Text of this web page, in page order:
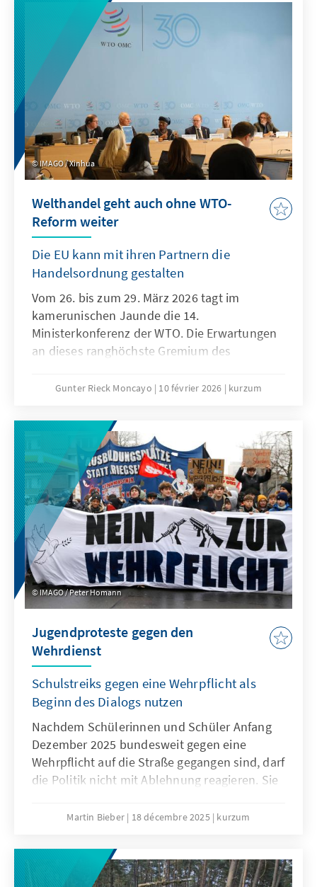
bei unfairem Wettbewerb und einer offensiven
Freihandelsagenda.
IMAGO / Xinhua
Welthandel geht auch ohne WTO-
Reform weiter
Die EU kann mit ihren Partnern die
Handelsordnung gestalten
Vom 26. bis zum 29. März 2026 tagt im
kamerunischen Jaunde die 14.
Ministerkonferenz der WTO. Die Erwartungen
an dieses ranghöchste Gremium des
geht ernsthaft davon aus, dass der seit der 4.
Stillstand aufgelöst werden kann. Die seit
Jahren geforderte grundlegende Reform der
WTO wird auch dieses Mal nicht gelingen. Das
ist zwar keine gute Nachricht für die globale
Handelsordnung, es bedeutet aber nicht, dass
den konstruktiven Kräften innerhalb der
Weltgemeinschaft und insbesondere der EU
die Hände gebunden sind.
Gunter Rieck Moncayo 10 février 2026 kurzum
IMAGO / Peter Homann
Jugendproteste gegen den
Wehrdienst
Schulstreiks gegen eine Wehrpflicht als
Beginn des Dialogs nutzen
Nachdem Schülerinnen und Schüler Anfang
Dezember 2025 bundesweit gegen eine
Wehrpflicht auf die Straße gegangen sind, darf
die Politik nicht mit Ablehnung reagieren. Sie
jungen Generation offen begegnen. Nur wenn
Maßnahmen wie das
Wehrdienstmodernisierungsgesetz oder ein
Martin Bieber 18 décembre 2025 kurzum